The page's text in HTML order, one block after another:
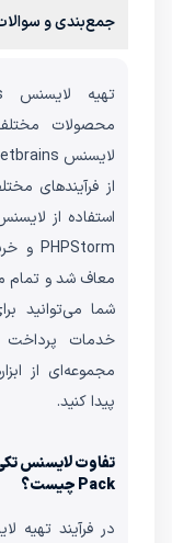
جمع‌بندی و
لایسنس IDEjetbrains، مانند
از فرآیندهای
معاف شد و تمام
خدمات پرداخت
مجموعه‌ای از
پیدا کنید.
Pack چیست؟